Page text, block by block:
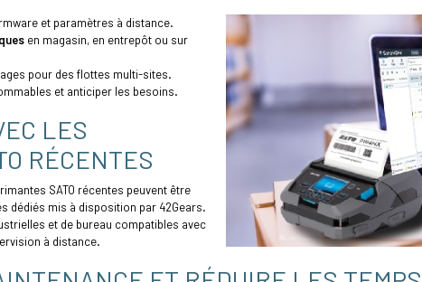
et paramètres à distance.
en magasin, en entrepôt ou sur
pour des flottes multi-sites.
et anticiper les besoins.
LES
RÉCENTES
SATO récentes peuvent être
dédiés mis à disposition par 42Gears.
et de bureau compatibles avec
à distance.